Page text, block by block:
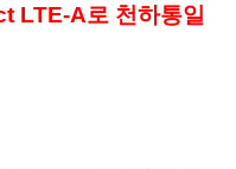
LTE-A로 천하통일